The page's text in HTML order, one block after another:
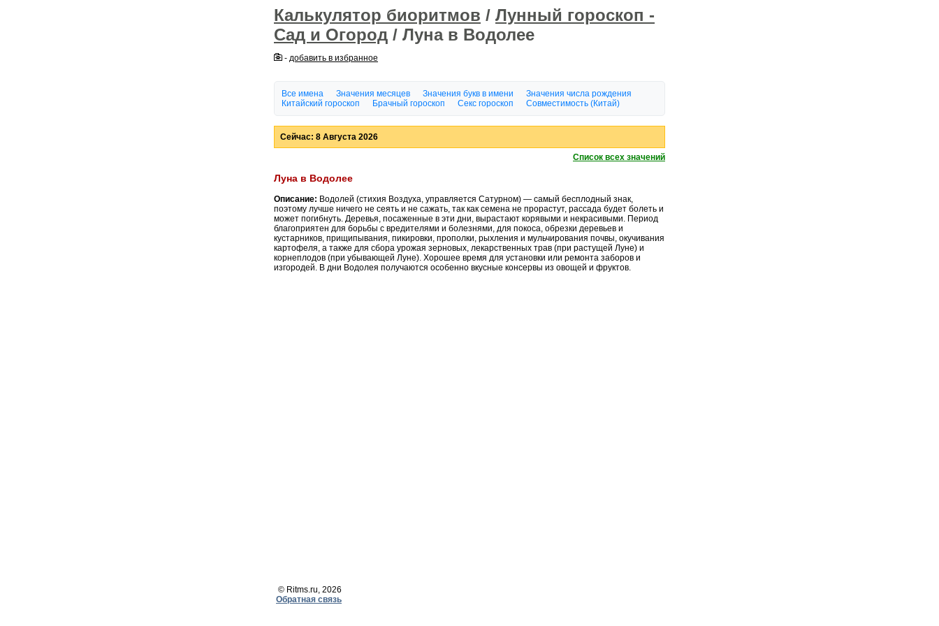
Калькулятор биоритмов / Лунный гороскоп -
Сад и Огород / Луна в Водолее
- добавить в избранное
Все имена Значения месяцев Значения букв в имени
Значения числа рождения
Китайский гороскоп
Брачный гороскоп Секс гороскоп Совместимость (Китай)
Сейчас: 8 Августа 2026
Список всех значений
Луна в Водолее
Описание: Водолей (стихия Воздуха, управляется Сатурном) — самый бесплодный знак,
поэтому лучше ничего не сеять и не сажать, так как семена не прорастут, рассада будет болеть и
может погибнуть. Деревья, посаженные в эти дни, вырастают корявыми и некрасивыми. Период
благоприятен для борьбы с вредителями и болезнями, для покоса, обрезки деревьев и
кустарников, прищипывания, пикировки, прополки, рыхления и мульчирования почвы, окучивания
картофеля, а также для сбора урожая зерновых, лекарственных трав (при растущей Луне) и
корнеплодов (при убывающей Луне). Хорошее время для установки или ремонта заборов и
изгородей. В дни Водолея получаются особенно вкусные консервы из овощей и фруктов.
© Ritms.ru, 2026
Обратная связь